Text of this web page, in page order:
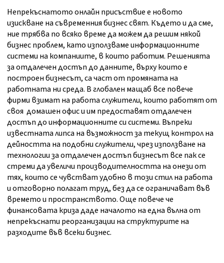
Непрекъснатото онлайн присъствие е новото
изискване на съвременния бизнес свят. Където и да сме,
ние трябва по всяко време да можем да решим някой
бизнес проблем, като използваме информационните
системи на компаниите, в които работим. Решенията
за отдалечен достъп до данните, върху които е
построен бизнесът, са част от промяната на
работната ни среда. В глобален мащаб все повече
фирми взимат на работа служители, които работят от
своя домашен офис и им предоставят отдалечен
достъп до информационните си системи. Въпреки
известната липса на възможност за текущ контрол на
дейността на подобни служители, чрез използване на
технологии за отдалечен достъп бизнесът все пак се
стреми да увеличи производителността на онези от
тях, които се чувстват удобно в този стил на работа
и отговорно полагат труд, без да се ограничават във
времето и пространството. Още повече че
финансовата криза даде началото на една вълна от
непрекъснати реорганизации на структурите на
разходите във всеки бизнес.